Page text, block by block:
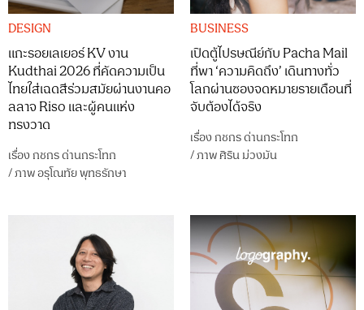
DESIGN
แกะรอยเลเยอร์ KV งาน
Kudthai 2026 ที่คัดความเป็น
ไทยใส่เฉดสีร่วมสมัยผ่านงานคอ
ลลาจ Riso และผู้คนแห่ง
ทรงวาด
เรื่อง กชกร ด่านกระโทก
/ภาพอรุโณทัย พุทธรักษา
BUSINESS
เปิดตู้ไปรษณีย์กับ Pacha Mail
ที่พา ‘ความคิดถึง’ เดินทางทั่ว
โลกผ่านซองจดหมายรายเดือนที่
จับต้องได้จริง
เรื่อง กชกร ด่านกระโทก
/ภาพศิริน ม่วงมัน